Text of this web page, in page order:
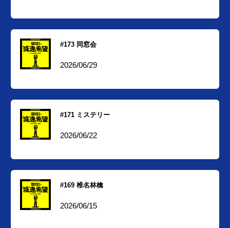
#173 同窓会
2026/06/29
#171 ミステリー
2026/06/22
#169 椎名林檎
2026/06/15